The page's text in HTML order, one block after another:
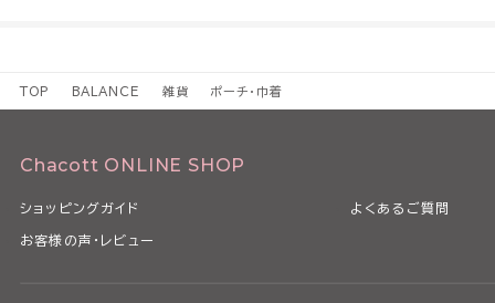
TOP BALANCE 雑貨 ポーチ・巾着
Chacott ONLINE SHOP
ショッピングガイド よくあるご質問
お客様の声・レビュー